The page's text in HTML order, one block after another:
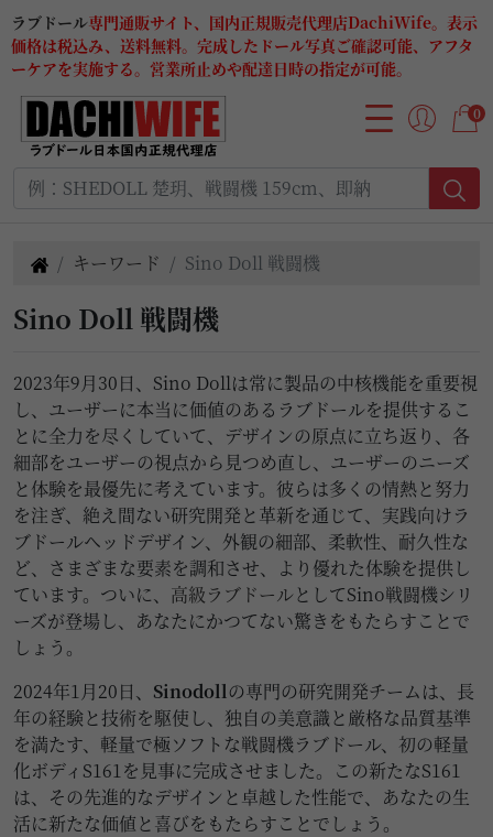
ラブドール専門通販サイト、国内正規販売代理店DachiWife。表示
価格は税込み、送料無料。完成したドール写真ご確認可能、アフタ
ーケアを実施する。営業所止めや配達日時の指定が可能。
0
キーワード Sino Doll 戦闘機
Sino Doll 戦闘機
2023年9月30日、Sino Dollは常に製品の中核機能を重要視
し、ユーザーに本当に価値のあるラブドールを提供するこ
とに全力を尽くしていて、デザインの原点に立ち返り、各
細部をユーザーの視点から見つめ直し、ユーザーのニーズ
と体験を最優先に考えています。彼らは多くの情熱と努力
を注ぎ、絶え間ない研究開発と革新を通じて、実践向けラ
ブドールヘッドデザイン、外観の細部、柔軟性、耐久性な
ど、さまざまな要素を調和させ、より優れた体験を提供し
ています。ついに、 高級ラブドールとしてSino戦闘機シリ
ーズが登場し、あなたにかつてない驚きをもたらすことで
しょう。
2024年1月20日、 Sinodollの専門の研究開発チームは、長
年の経験と技術を駆使し、独自の美意識と厳格な品質基準
を満たす、軽量で極ソフトな戦闘機ラブドール、初の軽量
化ボディS161を見事に完成させました。この新たなS161
は、その先進的なデザインと卓越した性能で、あなたの生
活に新たな価値と喜びをもたらすことでしょう。